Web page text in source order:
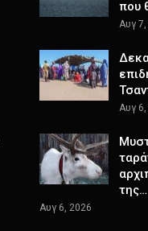
που
Αυγ
Αυγ
της…
Αυγ 6, 2026